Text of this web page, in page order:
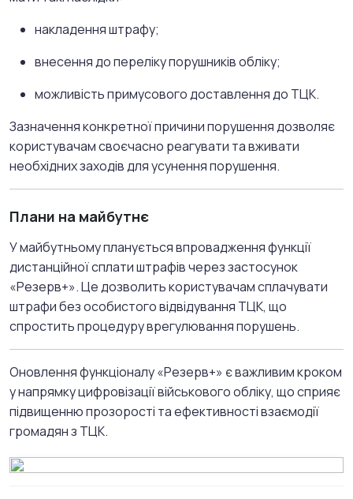
накладення штрафу;
внесення до переліку порушників обліку;
можливість примусового доставлення до ТЦК.
Зазначення конкретної причини порушення дозволяє
користувачам своєчасно реагувати та вживати
необхідних заходів для усунення порушення.
Плани на майбутнє
У майбутньому планується впровадження функції
дистанційної сплати штрафів через застосунок
«Резерв+».Це дозволить користувачам сплачувати
штрафи без особистого відвідування ТЦК, що
спростить процедуру врегулювання порушень.
Оновлення функціоналу «Резерв+» є важливим кроком
у напрямку цифровізації військового обліку, що сприяє
підвищенню прозорості та ефективності взаємодії
громадян з ТЦК.